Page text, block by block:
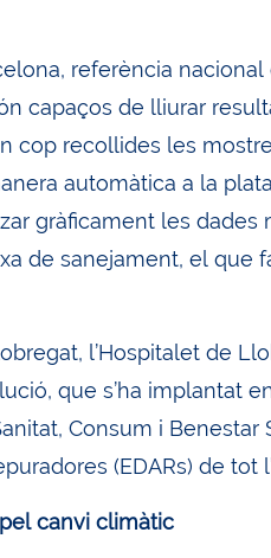
referència
capaços de lliurar
cop recollides les
automàtica a la
gràficament les
de sanejament, el que
l’Hospitalet de
que s’ha implantat
Consum i
(EDARs) de tot
canvi climàtic